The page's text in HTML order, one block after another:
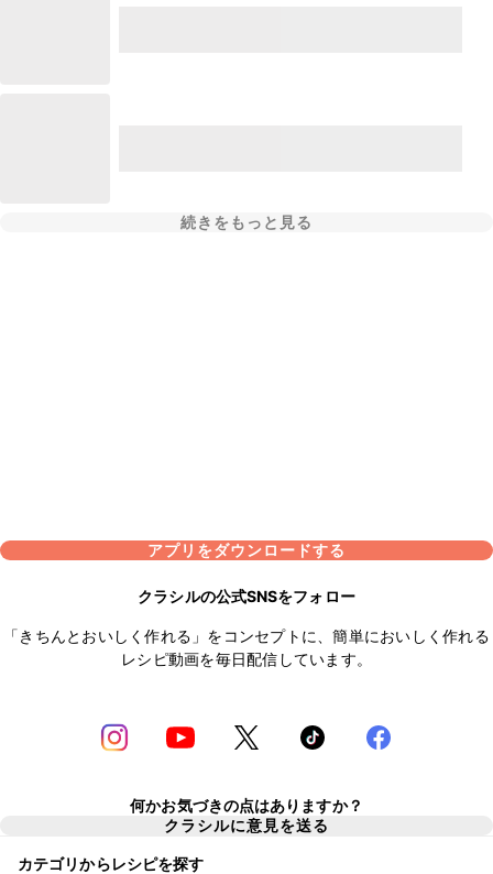
続きをもっと見る
アプリをダウンロードする
クラシルの公式SNSをフォロー
「きちんとおいしく作れる」をコンセプトに、簡単においしく作れる
レシピ動画を毎日配信しています。
何かお気づきの点はありますか？
クラシルに意見を送る
カテゴリからレシピを探す